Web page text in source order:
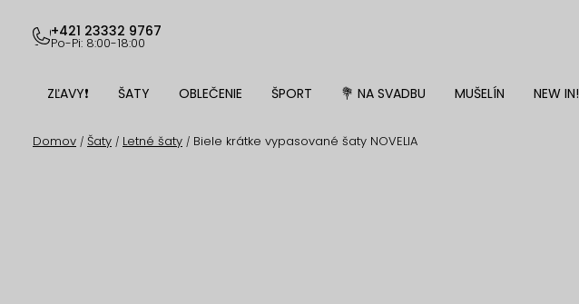
obsah
+421 23332 9767
Po-Pi: 8:00-18:00
ZĽAVY❗ ŠATY OBLEČENIE ŠPORT 💐 NA SVADBU MUŠELÍN NEW IN!
Domov / Šaty / Letné šaty / Biele krátke vypasované šaty NOVELIA